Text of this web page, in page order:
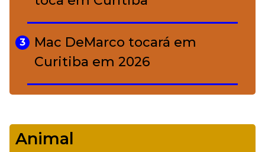
3
Mac DeMarco tocará em
Curitiba em 2026
Camerata tem repertório
diverso a partir de R$ 17
Animal